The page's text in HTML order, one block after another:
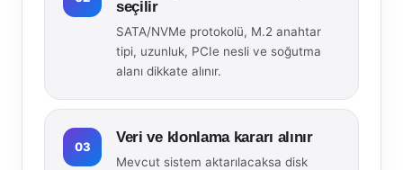
seçilir
SATA/NVMe protokolü, M.2 anahtar
tipi, uzunluk, PCIe nesli ve soğutma
alanı dikkate alınır.
03
Veri ve klonlama kararı alınır
Mevcut sistem aktarılacaksa disk